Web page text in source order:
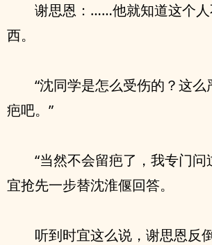
谢思恩：……他就知道这个
西。
“沈同学是怎么受伤的？这
疤吧。”
“当然不会留疤了，我专门问
宜抢先一步替沈淮偃回答。
听到时宜这么说，谢思恩反